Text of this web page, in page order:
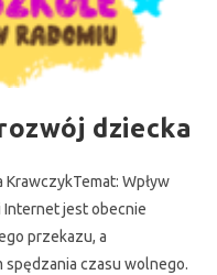
dziecka
KrawczykTemat: Wpływ
jest obecnie
przekazu, a
czasu wolnego.